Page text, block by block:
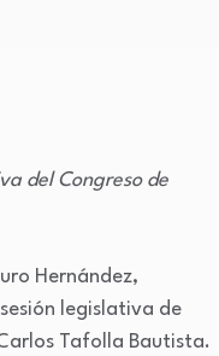
del Congreso de
Hernández,
legislativa de
Tafolla Bautista.